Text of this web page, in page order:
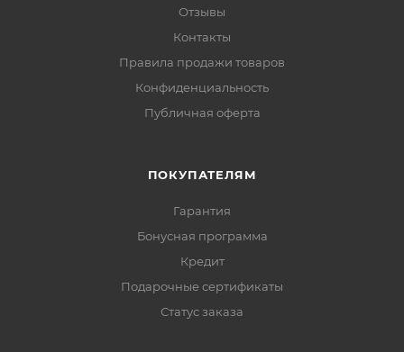
Отзывы
Контакты
Правила продажи товаров
Конфиденциальность
Публичная оферта
ПОКУПАТЕЛЯМ
Гарантия
Бонусная программа
Кредит
Подарочные сертификаты
Статус заказа